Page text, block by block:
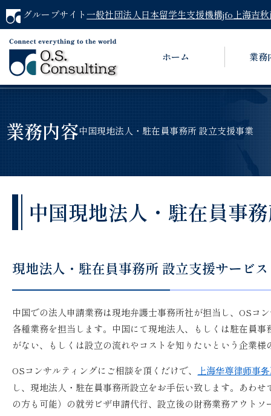
グループサイト 一般社団法人日本留学生支援機構jfo 上海吉
ホーム 業務
業務内容中国現地法人・駐在員事務所 設立支援事業
中国現地法人・駐在員事
現地法人・駐在員事務所 設立支援サービ
中国での法人申請業務は現地弁護士事務所社が担当し、OSコ
各種業務を担当します。中国にて現地法人、もしくは駐在員
がない、もしくは設立の流れやコストを知りたいという企業
OSコンサルティングにご相談を頂くだけで、
上海华尊律师事
し、現地法人・駐在員事務所設立をお手伝い致します。あわ
の方も可能）の就労ビザ申請代行、設立後の財務業務アウト